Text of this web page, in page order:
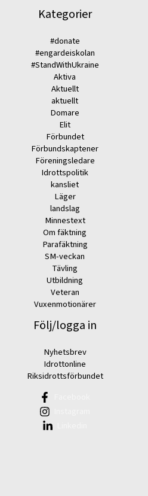
Kategorier
#donate
#engardeiskolan
#StandWithUkraine
Aktiva
Aktuellt
aktuellt
Domare
Elit
Förbundet
Förbundskaptener
Föreningsledare
Idrottspolitik
kansliet
Läger
landslag
Minnestext
Om fäktning
Parafäktning
SM-veckan
Tävling
Utbildning
Veteran
Vuxenmotionärer
Följ/logga in
Nyhetsbrev
Idrottonline
Riksidrottsförbundet